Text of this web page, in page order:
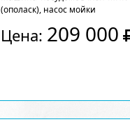
(ополаск), насос мойки
Цена: 209 000